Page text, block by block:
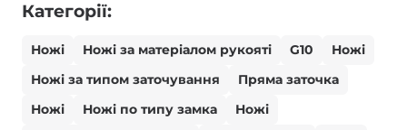
Категорії:
Ножі Ножі за матеріалом рукояті G10
Ножі
Ножі за типом заточування
Пряма заточка
Ножі
Ножі по типу замка
Ножі